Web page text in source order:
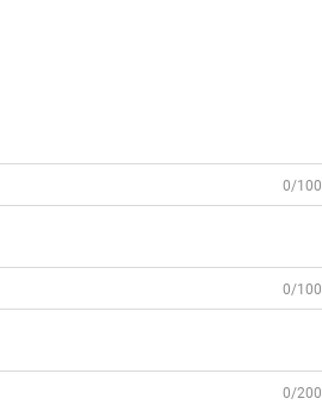
0/100
0/100
0/200